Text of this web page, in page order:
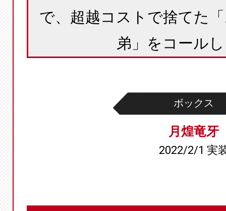
で、超越コストで捨てた
弟」をコール
ボックス
月煌竜牙
2022/2/1 実